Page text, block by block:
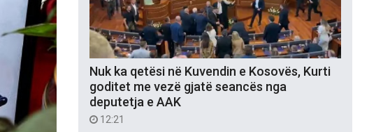
Nuk ka qetësi në Kuvendin e Kosovës, Kurti
goditet me vezë gjatë seancës nga
deputetja e AAK
12:21